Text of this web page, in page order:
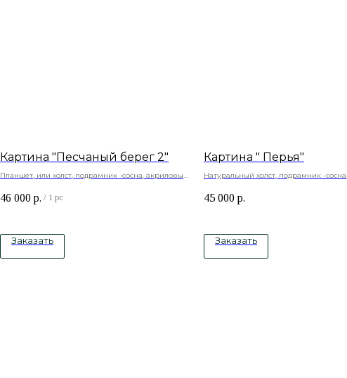
Картина "Песчаный берег 2"
Планшет, или холст, подрамник -сосна, акриловые
46 000 р. / 1 pc
Заказать
Картина " Перья"
Натуральный холст, подрамник -
45 000 р.
Заказать